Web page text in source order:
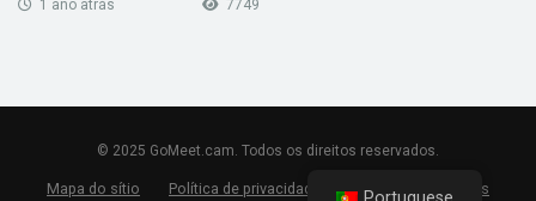
1 ano atrás 7749
© 2025 GoMeet.cam. Todos os direitos reservados.
Mapa do sítio Política de privacidade Termos e condições